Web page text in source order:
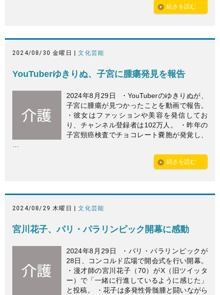
続きを読む
2024/08/30 金曜日 |文化芸能
YouTuberゆきりぬ、子宮に腫瘍発見を報告
2024年8月29日 ・YouTuberのゆきりぬが、
子宮に腫瘍が見つかったことを動画で報告。
・彼女はファッションや美容を発信してお
り、チャンネル登録者は102万人。 ・昨年の
子宮頸癌検査でチョコレート嚢胞が発覚し、
続きを読む
2024/08/29 木曜日 |文化芸能
宮川花子、パリ・パラリンピック開幕に感動
2024年8月29日 ・パリ・パラリンピックが
28日、コンコルド広場で開会式を行い開幕。
・漫才師の宮川花子（70）がX（旧ツイッタ
ー）で「一緒に行進しているように感じた」
と投稿。 ・花子は多発性骨髄腫と闘いながら